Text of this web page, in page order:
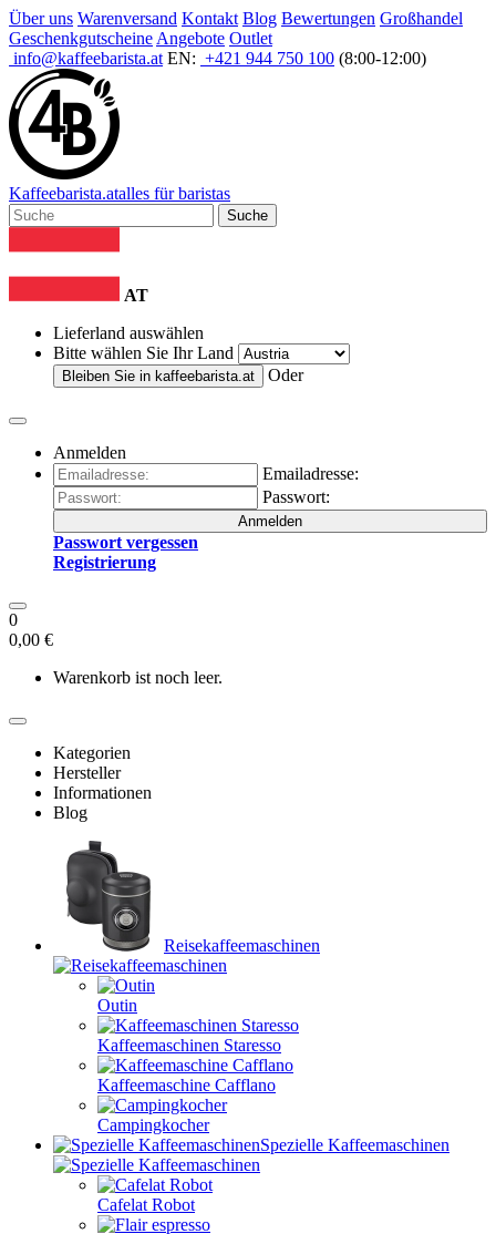
Über uns Warenversand Kontakt Blog Bewertungen Großhandel
Geschenkgutscheine Angebote Outlet
info@kaffeebarista.at EN: +421 944 750 100 (8:00-12:00)
Kaffeebarista.atalles für baristas
Suche
AT
Lieferland auswählen
Bitte wählen Sie Ihr Land
Bleiben Sie in kaffeebarista.at Oder
Anmelden
Emailadresse:
Passwort:
Anmelden
Passwort vergessen
Registrierung
0
0,00 €
Warenkorb ist noch leer.
Kategorien
Hersteller
Informationen
Blog
Reisekaffeemaschinen
Outin
Kaffeemaschinen Staresso
Kaffeemaschine Cafflano
Campingkocher
Spezielle Kaffeemaschinen
Cafelat Robot